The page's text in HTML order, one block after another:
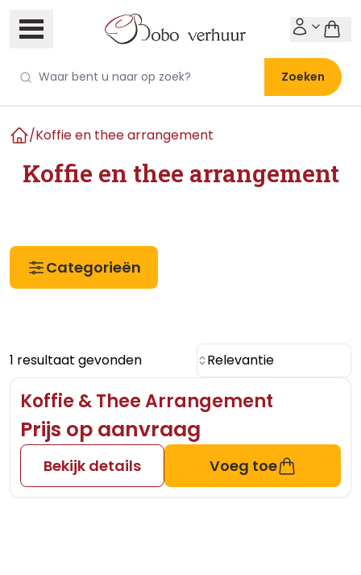
Zoeken
/Koffie en thee arrangement
Koffie en thee arrangement
Categorieën
1 resultaat gevonden Relevantie
Koffie & Thee Arrangement
Prijs op aanvraag
Bekijk details Voeg toe